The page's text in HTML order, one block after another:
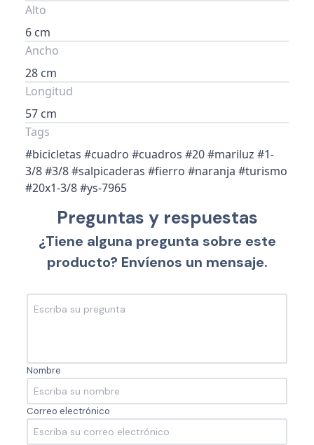
Alto
6 cm
Ancho
28 cm
Longitud
57 cm
Tags
#bicicletas #cuadro #cuadros #20 #mariluz #1-
3/8 #3/8 #salpicaderas #fierro #naranja #turismo
#20x1-3/8 #ys-7965
Preguntas y respuestas
¿Tiene alguna pregunta sobre este
producto? Envíenos un mensaje.
Nombre
Correo electrónico